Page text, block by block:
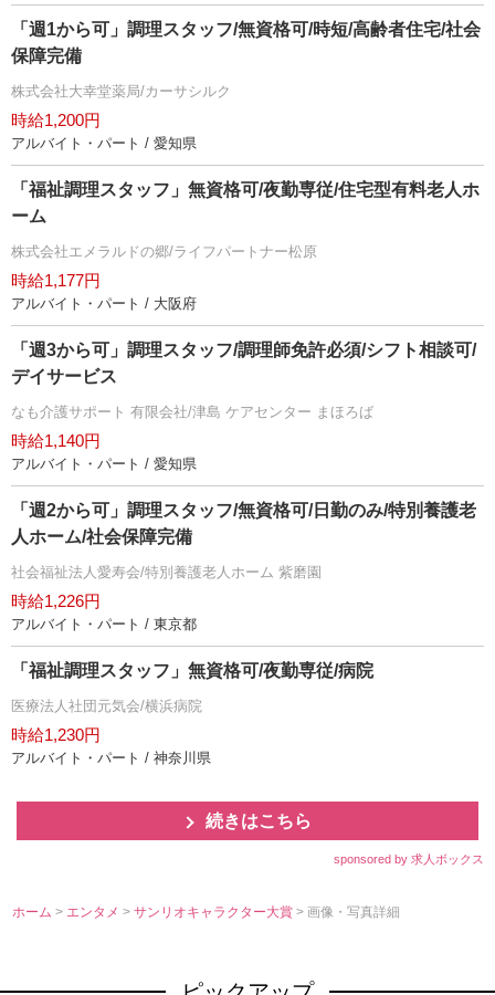
「週1から可」調理スタッフ/無資格可/時短/高齢者住宅/社会
保障完備
株式会社大幸堂薬局/カーサシルク
時給1,200円
アルバイト・パート / 愛知県
「福祉調理スタッフ」無資格可/夜勤専従/住宅型有料老人ホ
ーム
株式会社エメラルドの郷/ライフパートナー松原
時給1,177円
アルバイト・パート / 大阪府
「週3から可」調理スタッフ/調理師免許必須/シフト相談可/
デイサービス
なも介護サポート 有限会社/津島 ケアセンター まほろば
時給1,140円
アルバイト・パート / 愛知県
「週2から可」調理スタッフ/無資格可/日勤のみ/特別養護老
人ホーム/社会保障完備
社会福祉法人愛寿会/特別養護老人ホーム 紫磨園
時給1,226円
アルバイト・パート / 東京都
「福祉調理スタッフ」無資格可/夜勤専従/病院
医療法人社団元気会/横浜病院
時給1,230円
アルバイト・パート / 神奈川県
続きはこちら
sponsored by 求人ボックス
ホーム > エンタメ>サンリオキャラクター大賞> 画像・写真詳細